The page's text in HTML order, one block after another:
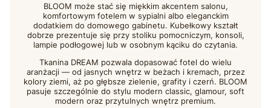
BLOOM może stać się miękkim akcentem salonu,
komfortowym fotelem w sypialni albo eleganckim
dodatkiem do domowego gabinetu. Kubełkowy kształt
dobrze prezentuje się przy stoliku pomocniczym, konsoli,
lampie podłogowej lub w osobnym kąciku do czytania.
Tkanina DREAM pozwala dopasować fotel do wielu
aranżacji — od jasnych wnętrz w beżach i kremach, przez
kolory ziemi, aż po głębsze zielenie, grafity i czerń. BLOOM
pasuje szczególnie do stylu modern classic, glamour, soft
modern oraz przytulnych wnętrz premium.